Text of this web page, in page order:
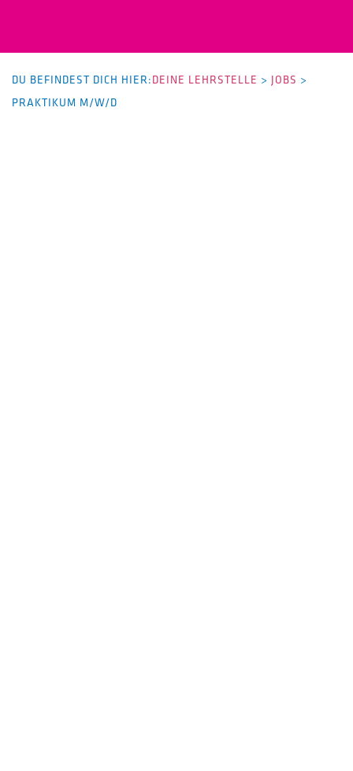
DU BEFINDEST DICH HIER:DEINE LEHRSTELLE > JOBS >
PRAKTIKUM M/W/D